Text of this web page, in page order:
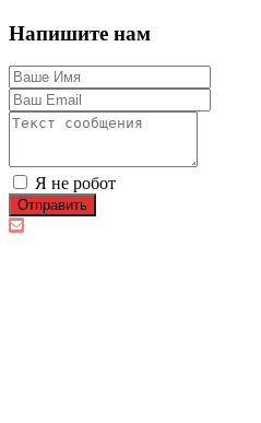
Напишите нам
Я не робот
Отправить